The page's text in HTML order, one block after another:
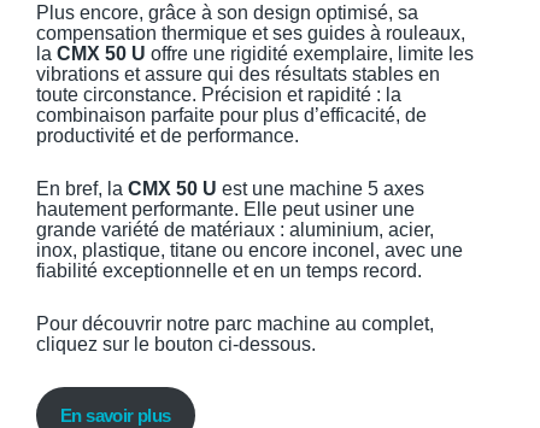
Plus encore, grâce à son design optimisé, sa
compensation thermique et ses guides à rouleaux,
la CMX 50 U offre une rigidité exemplaire, limite les
vibrations et assure qui des résultats stables en
toute circonstance. Précision et rapidité : la
combinaison parfaite pour plus d’efficacité, de
productivité et de performance.
En bref, la CMX 50 U est une machine 5 axes
hautement performante. Elle peut usiner une
grande variété de matériaux : aluminium, acier,
inox, plastique, titane ou encore inconel, avec une
fiabilité exceptionnelle et en un temps record.
Pour découvrir notre parc machine au complet,
cliquez sur le bouton ci-dessous.
En savoir plus